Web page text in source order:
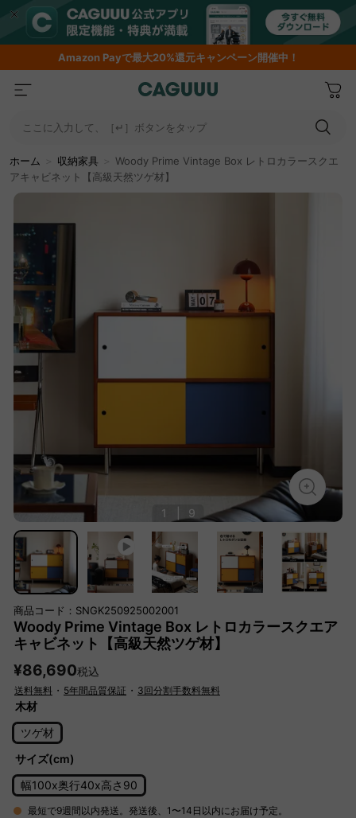
AmazonPayで最大20%還元キャンペーン開催中！
ここに入力して、［↵］ボタンをタップ
ホーム 収納家具
Woody Prime Vintage Box レトロカラースクエ
アキャビネット【高級天然ツゲ材】
1 9
商品コード：SNGK250925002001
Woody Prime Vintage Box レトロカラースクエア
キャビネット【高級天然ツゲ材】
¥86,690税込
送料無料 ・ 5年間品質保証 ・ 3回分割手数料無料
木材
ツゲ材
サイズ(cm)
幅100x奥行40x高さ90
最短で9週間以内発送。発送後、1〜14日以内にお届け予定。